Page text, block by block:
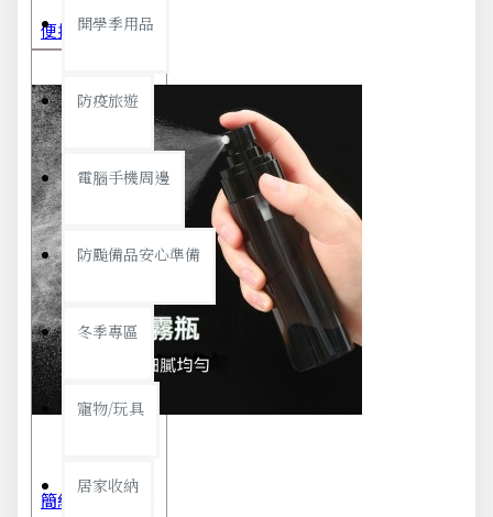
開學季用品
防疫旅遊
電腦手機周邊
防颱備品安心準備
冬季專區
寵物/玩具
居家收納
便攜旅行茶具組 茶杯 茶壺 陶瓷杯 泡茶組 茶具套裝 伴手禮 禮盒 禮品